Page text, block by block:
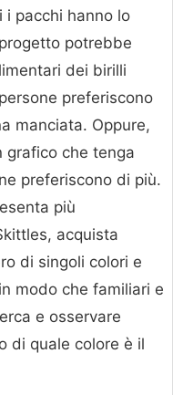
i pacchi hanno lo
potrebbe
dei birilli
preferiscono
manciata. Oppure,
grafico che tenga
preferiscono di più.
più
acquista
di singoli colori e
modo che familiari e
e osservare
di quale colore è il